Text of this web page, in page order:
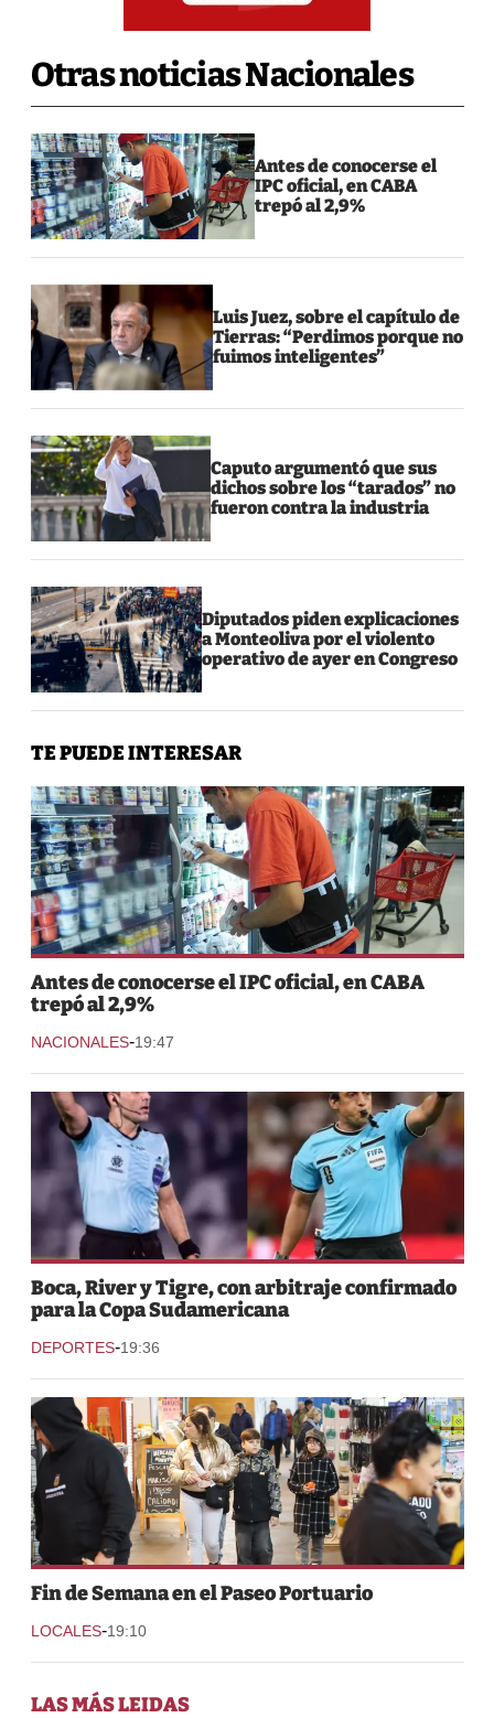
Otras noticias Nacionales
Antes de conocerse el
IPC oficial, en CABA
trepó al 2,9%
Luis Juez, sobre el capítulo de
Tierras: “Perdimos porque no
fuimos inteligentes”
Caputo argumentó que sus
dichos sobre los “tarados” no
fueron contra la industria
Diputados piden explicaciones
a Monteoliva por el violento
operativo de ayer en Congreso
TE PUEDE INTERESAR
Antes de conocerse el IPC oficial, en CABA
trepó al 2,9%
NACIONALES-19:47
Boca, River y Tigre, con arbitraje confirmado
para la Copa Sudamericana
DEPORTES-19:36
Fin de Semana en el Paseo Portuario
LOCALES-19:10
LAS MÁS LEIDAS